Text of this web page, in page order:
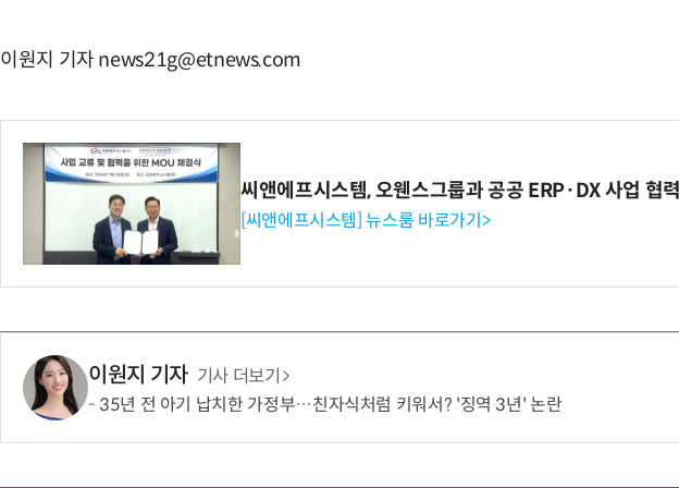
이원지 기자 news21g@etnews.com
씨앤에프시스템, 오웬스그룹과 공공 ERP·DX 사업 협
[씨앤에프시스템] 뉴스룸 바로가기>
이원지 기자 기사 더보기
35년 전 아기 납치한 가정부…친자식처럼 키워서? '징역 3년' 논란